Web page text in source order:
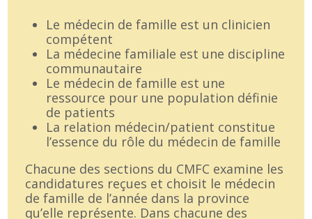
Le médecin de famille est un clinicien
compétent
La médecine familiale est une discipline
communautaire
Le médecin de famille est une
ressource pour une population définie
de patients
La relation médecin/patient constitue
l’essence du rôle du médecin de famille
Chacune des sections du CMFC examine les
candidatures reçues et choisit le médecin
de famille de l’année dans la province
qu’elle représente. Dans chacune des